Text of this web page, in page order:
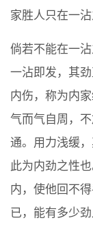
家胜人只在一沾
倘若不能在一
一沾即发，其
内伤，称为内
气而气自周，
通。用力浅缓
此为内劲之性
内，使他回不
已，能有多少劲